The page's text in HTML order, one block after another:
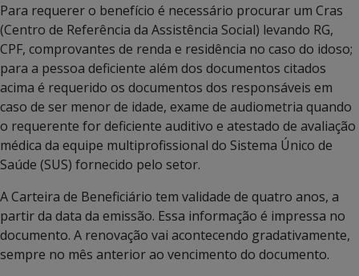
Para requerer o benefício é necessário procurar um Cras
(Centro de Referência da Assistência Social) levando RG,
CPF, comprovantes de renda e residência no caso do idoso;
para a pessoa deficiente além dos documentos citados
acima é requerido os documentos dos responsáveis em
caso de ser menor de idade, exame de audiometria quando
o requerente for deficiente auditivo e atestado de avaliação
médica da equipe multiprofissional do Sistema Único de
Saúde (SUS) fornecido pelo setor.
A Carteira de Beneficiário tem validade de quatro anos, a
partir da data da emissão. Essa informação é impressa no
documento. A renovação vai acontecendo gradativamente,
sempre no mês anterior ao vencimento do documento.